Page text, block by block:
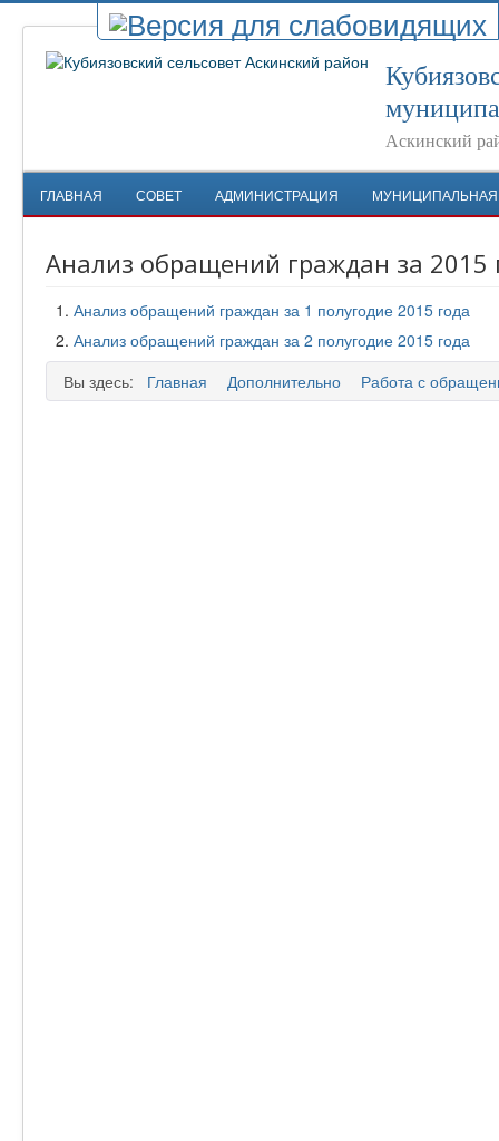
Аскинский
ГЛАВНАЯ СОВЕТ АДМИНИСТРАЦИЯ
Анализ обращений граждан за 2015
Анализ обращений граждан за 1 полугодие 2015 года
Анализ обращений граждан за 2 полугодие 2015 года
Вы здесь:
Главная Дополнительно Работа с